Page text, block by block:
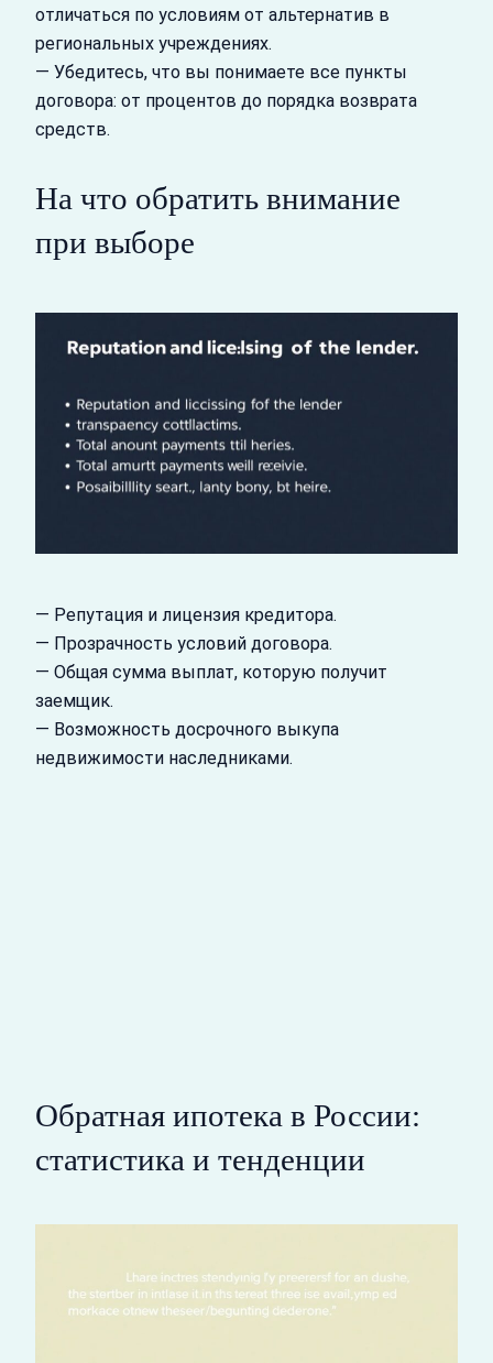
отличаться по условиям от альтернатив в
региональных учреждениях.
— Убедитесь, что вы понимаете все пункты
договора: от процентов до порядка возврата
средств.
На что обратить внимание
при выборе
— Репутация и лицензия кредитора.
— Прозрачность условий договора.
— Общая сумма выплат, которую получит
заемщик.
— Возможность досрочного выкупа
недвижимости наследниками.
Обратная ипотека в России:
статистика и тенденции